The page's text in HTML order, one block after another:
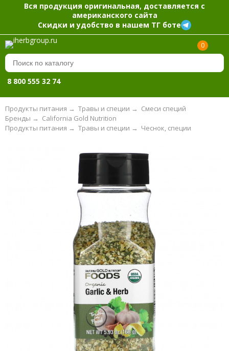
Вся продукция оригинальная, доставляется с
американского сайта
Скидки и удобство в нашем ТГ боте
0
8 800 555 32 74
Продукты питания → Травы и специи → Смеси специй
California Gold Nutrition
Бренды →
Чеснок, специи
Травы и специи →
Продукты питания →